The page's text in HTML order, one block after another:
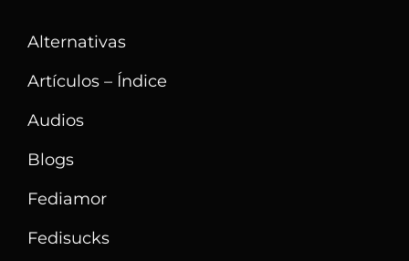
Alternativas
Artículos – Índice
Audios
Blogs
Fediamor
Fedisucks